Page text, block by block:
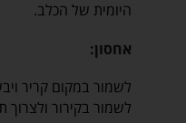
היומית של הכלב.
אחסון:
לשמור במקום קריר
לשמור בקירור ולצרוך